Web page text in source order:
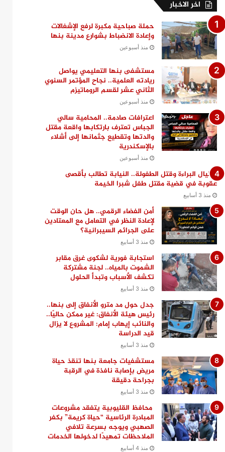
اخر الاخبار
حملة صباحية مكبرة لرفع الإشغالات
وإعادة الانضباط بشوارع مدينة بنها
منذ أسبوعين
مستشفى بنها التعليمي يواصل
ريادته العلمية.. نجاح المؤتمر السنوي
الثاني عشر لقسم الروماتيزم
منذ أسبوعين
اعترافات صادمة.. المحامية سالي
الجباس تعترف بارتكابها واقعة مقتل
والدتها وتقطيع جثمانها إلى أشلاء
بالإسكندرية
منذ أسبوعين
اغتيال البراءة وقتل الطفولة.. النيابة تطالب بأقصى
عقوبة في قضية مقتل طفل شبرا الخيمة
منذ 3 أسابيع
أمن الفضاء الرقمي.. هل حان الوقت
لإعادة النظر في التعامل مع المعتادين
على الجرائم السيبرانية؟
منذ 3 أسابيع
استجابة فورية لشكوى غرق مقابر
الشموت بالمياه.. لجنة مشتركة
تكشف الأسباب وتبدأ الحلول
منذ 3 أسابيع
جدل حول مد مترو الأنفاق إلى بنها..
رئيس هيئة الأنفاق: غير ممكن حاليًا..
والنائب إيهاب إمام: المشروع لا يزال
قيد الدراسة
منذ 3 أسابيع
مستشفيات جامعة بنها تنقذ حياة
مريض بإصابة نافذة في الرقبة
بجراحة دقيقة
منذ 3 أسابيع
محافظ القليوبية يتفقد مشروعات
المبادرة الرئاسية “حياة كريمة” بكفر
الصهبي ويوجه بسرعة تلافي
الملاحظات تمهيدًا لدخولها الخدمات
منذ 4 أسابيع